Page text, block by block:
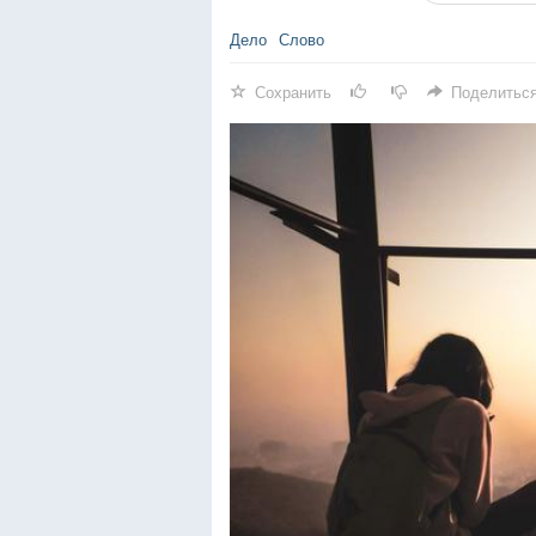
Дело Слово
Сохранить